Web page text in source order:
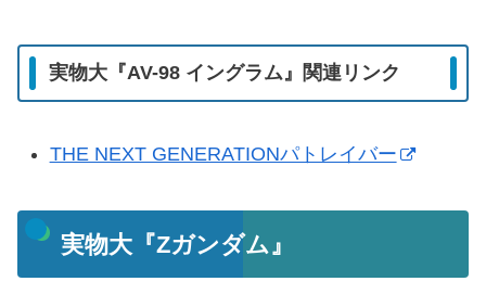
実物大『AV-98 イングラム』関連リンク
THE NEXT GENERATIONパトレイバー
実物大『Zガンダム』